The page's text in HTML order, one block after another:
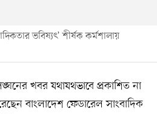
ভবিষ্যৎ’ শীর্ষক কর্মশালায়
খবর যথাযথভাবে প্রকাশিত না
বাংলাদেশ ফেডারেল সাংবাদিক